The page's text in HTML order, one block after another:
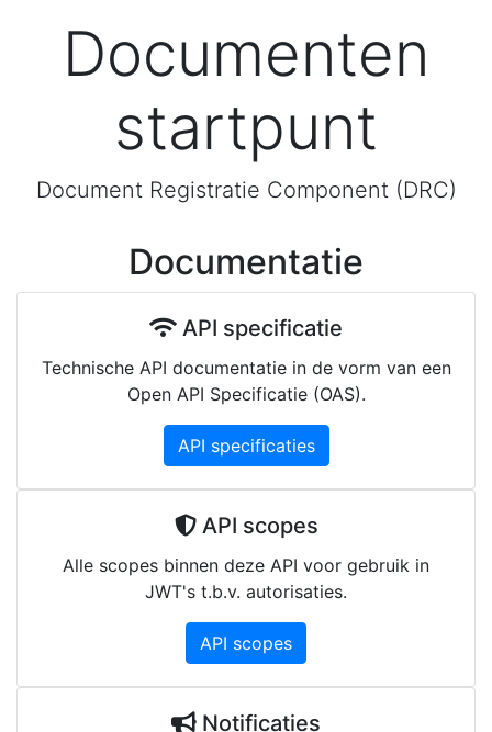
Documenten
startpunt
Document Registratie Component (DRC)
Documentatie
API specificatie
Technische API documentatie in de vorm van een
Open API Specificatie (OAS).
API specificaties
API scopes
Alle scopes binnen deze API voor gebruik in
JWT's t.b.v. autorisaties.
API scopes
Notificaties